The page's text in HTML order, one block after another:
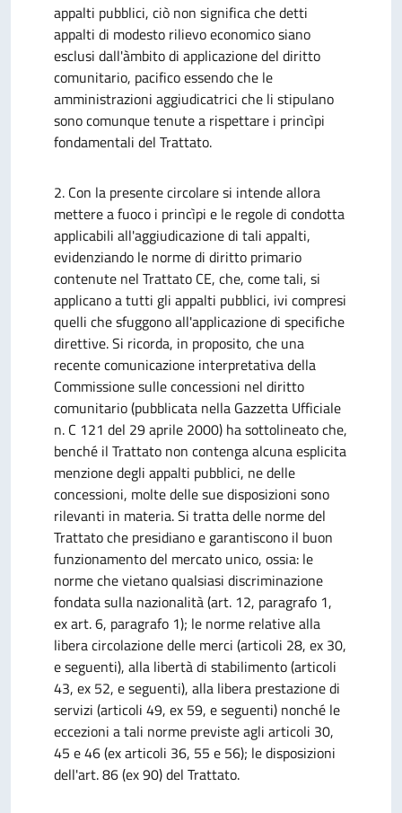
appalti pubblici, ciò non significa che detti
appalti di modesto rilievo economico siano
esclusi dall'àmbito di applicazione del diritto
comunitario, pacifico essendo che le
amministrazioni aggiudicatrici che li stipulano
sono comunque tenute a rispettare i princìpi
fondamentali del Trattato.
2. Con la presente circolare si intende allora
mettere a fuoco i princìpi e le regole di condotta
applicabili all'aggiudicazione di tali appalti,
evidenziando le norme di diritto primario
contenute nel Trattato CE, che, come tali, si
applicano a tutti gli appalti pubblici, ivi compresi
quelli che sfuggono all'applicazione di specifiche
direttive. Si ricorda, in proposito, che una
recente comunicazione interpretativa della
Commissione sulle concessioni nel diritto
comunitario (pubblicata nella Gazzetta Ufficiale
n. C 121 del 29 aprile 2000) ha sottolineato che,
benché il Trattato non contenga alcuna esplicita
menzione degli appalti pubblici, ne delle
concessioni, molte delle sue disposizioni sono
rilevanti in materia. Si tratta delle norme del
Trattato che presidiano e garantiscono il buon
funzionamento del mercato unico, ossia: le
norme che vietano qualsiasi discriminazione
fondata sulla nazionalità (art. 12, paragrafo 1,
ex art. 6, paragrafo 1); le norme relative alla
libera circolazione delle merci (articoli 28, ex 30,
e seguenti), alla libertà di stabilimento (articoli
43, ex 52, e seguenti), alla libera prestazione di
servizi (articoli 49, ex 59, e seguenti) nonché le
eccezioni a tali norme previste agli articoli 30,
45 e 46 (ex articoli 36, 55 e 56); le disposizioni
dell'art. 86 (ex 90) del Trattato.